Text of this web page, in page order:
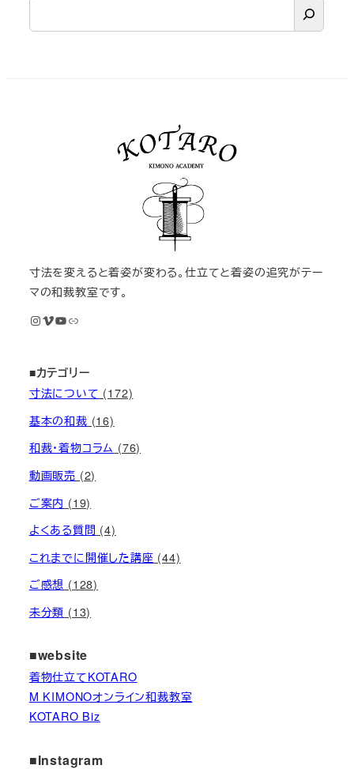
寸法を変えると着姿が変わる。仕立てと着姿の追究がテー
マの和裁教室です。
InstagramVimeo YouTube M KIMONOオンライン和裁教室
■カテゴリー
寸法について (172)
基本の和裁 (16)
和裁・着物コラム (76)
動画販売 (2)
ご案内 (19)
よくある質問 (4)
これまでに開催した講座 (44)
ご感想 (128)
未分類 (13)
■website
着物仕立てKOTARO
M KIMONOオンライン和裁教室
KOTARO Biz
■Instagram